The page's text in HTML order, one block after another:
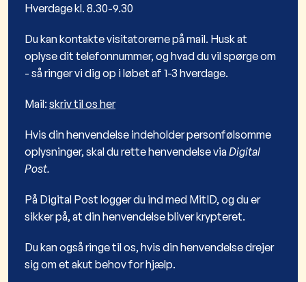
Hverdage kl. 8.30-9.30
Du kan kontakte visitatorerne på mail. Husk at
oplyse dit telefonnummer, og hvad du vil spørge om
- så ringer vi dig op i løbet af 1-3 hverdage.
Mail: skriv til os her
Hvis din henvendelse indeholder personfølsomme
oplysninger, skal du rette henvendelse viaDigital
Post.
På Digital Post logger du ind med MitID, og du er
sikker på, at din henvendelse bliver krypteret.
Du kan også ringe til os, hvis din henvendelse drejer
sig om et akut behov for hjælp.